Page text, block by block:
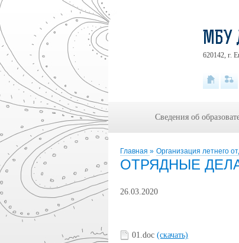
Главная » Организация летнего
ОТРЯДНЫЕ
26.03.2020
01.doc (скачать)
МБУ
620142, г.
Сведения об